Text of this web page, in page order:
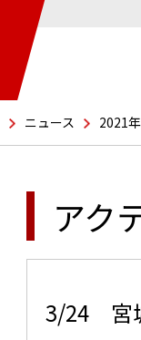
ニュース 2021年
アク
3/24 宮